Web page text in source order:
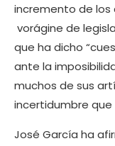
incremento de los
vorágine de
que ha dicho
ante la
muchos de sus
incertidumbre que
José García ha